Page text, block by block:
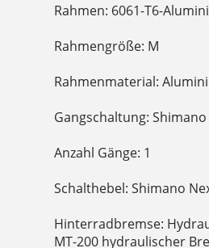
Rahmen: 6061-T6-
Rahmengröße: M
Rahmenmaterial:
Gangschaltung:
Anzahl Gänge: 1
Schalthebel: Shimano
Hinterradbremse:
MT-200 hydraulischer